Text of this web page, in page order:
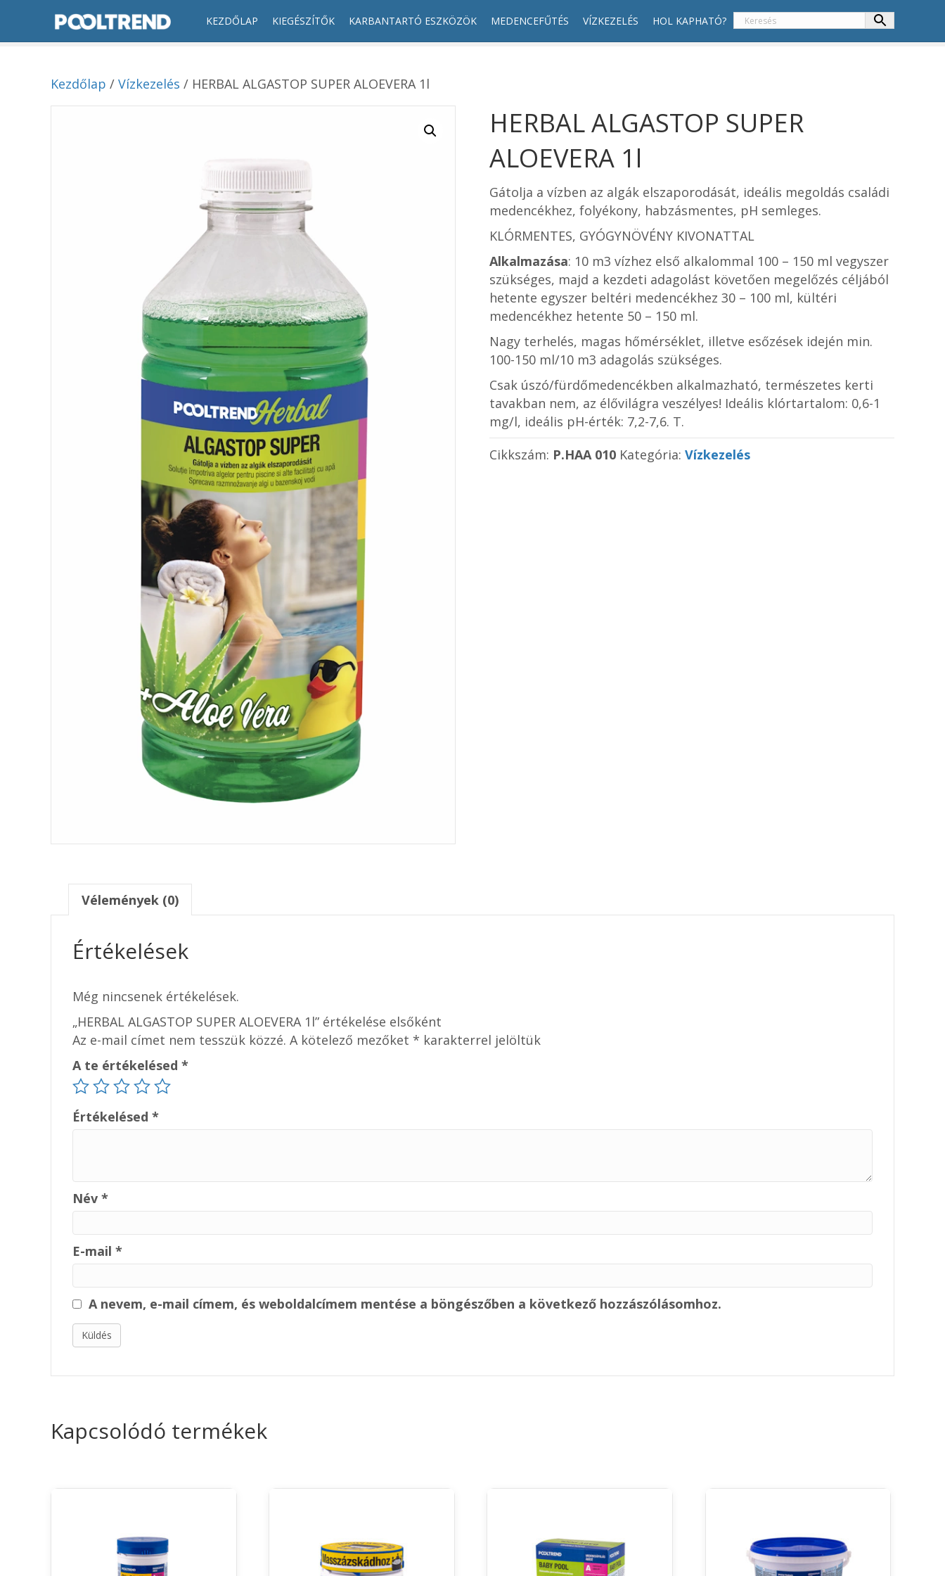
KEZDŐLAP KIEGÉSZÍTŐK KARBANTARTÓ ESZKÖZÖK MEDENCEFŰTÉS VÍZKEZELÉS HOL KAPHATÓ?
Kezdőlap / Vízkezelés / HERBAL ALGASTOP SUPER ALOEVERA 1l
HERBAL ALGASTOP SUPER
ALOEVERA 1l
Gátolja a vízben az algák elszaporodását, ideális megoldás családi
medencékhez, folyékony, habzásmentes, pH semleges.
KLÓRMENTES, GYÓGYNÖVÉNY KIVONATTAL
Alkalmazása: 10 m3 vízhez első alkalommal 100 – 150 ml vegyszer
szükséges, majd a kezdeti adagolást követően megelőzés céljából
hetente egyszer beltéri medencékhez 30 – 100 ml, kültéri
medencékhez hetente 50 – 150 ml.
Nagy terhelés, magas hőmérséklet, illetve esőzések idején min.
100-150 ml/10 m3 adagolás szükséges.
Csak úszó/fürdőmedencékben alkalmazható, természetes kerti
tavakban nem, az élővilágra veszélyes! Ideális klórtartalom: 0,6-1
mg/l, ideális pH-érték: 7,2-7,6. T.
Cikkszám: P.HAA 010 Kategória: Vízkezelés
Vélemények (0)
Értékelések
Még nincsenek értékelések.
„HERBAL ALGASTOP SUPER ALOEVERA 1l” értékelése elsőként
Az e-mail címet nem tesszük közzé. A kötelező mezőket * karakterrel jelöltük
A te értékelésed *
Értékelésed *
Név *
E-mail *
A nevem, e-mail címem, és weboldalcímem mentése a böngészőben a következő hozzászólásomhoz.
Kapcsolódó termékek